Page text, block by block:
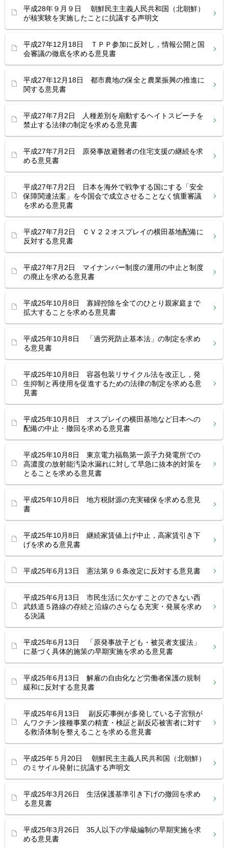
平成28年９月９日 朝鮮民主主義人民共和国（北朝鮮）
が核実験を実施したことに抗議する声明文
平成27年12月18日 ＴＰＰ参加に反対し，情報公開と国
会審議の徹底を求める意見書
平成27年12月18日 都市農地の保全と農業振興の推進に
関する意見書
平成27年7月2日 人種差別を扇動するヘイトスピーチを
禁止する法律の制定を求める意見書
平成27年7月2日 原発事故避難者の住宅支援の継続を求
める意見書
平成27年7月2日 日本を海外で戦争する国にする「安全
保障関連法案」を今国会で成立させることなく慎重審議
を求める意見書
平成27年7月2日 ＣＶ２２オスプレイの横田基地配備に
反対する意見書
平成27年7月2日 マイナンバー制度の運用の中止と制度
の廃止を求める意見書
平成25年10月8日 寡婦控除を全てのひとり親家庭まで
拡大することを求める意見書
平成25年10月8日 「過労死防止基本法」の制定を求め
る意見書
平成25年10月8日 容器包装リサイクル法を改正し，発
生抑制と再使用を促進するための法律の制定を求める意
見書
平成25年10月8日 オスプレイの横田基地など日本への
配備の中止・撤回を求める意見書
平成25年10月8日 東京電力福島第一原子力発電所での
高濃度の放射能汚染水漏れに対して早急に抜本的対策を
とることを求める意見書
平成25年10月8日 地方税財源の充実確保を求める意見
書
平成25年10月8日 継続家賃値上げ中止，高家賃引き下
げを求める意見書
平成25年6月13日 憲法第９６条改定に反対する意見書
平成25年6月13日 市民生活に欠かすことのできない西
武鉄道５路線の存続と沿線のさらなる充実・発展を求め
る決議
平成25年6月13日 「原発事故子ども・被災者支援法」
に基づく具体的施策の早期実施を求める意見書
平成25年6月13日 解雇の自由化など労働者保護の規制
緩和に反対する意見書
平成25年6月13日 副反応事例が多発している子宮頸が
んワクチン接種事業の精査・検証と副反応被害者に対す
る救済体制を整えることを求める意見書
平成25年５月20日 朝鮮民主主義人民共和国（北朝鮮）
のミサイル発射に抗議する声明文
平成25年3月26日 生活保護基準引き下げの撤回を求め
る意見書
平成25年3月26日 35人以下の学級編制の早期実施を求
める意見書